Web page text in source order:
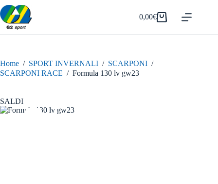
Salta
al
contenuto
Carrello
0,00€
Home / SPORT INVERNALI / SCARPONI /
SCARPONI RACE / Formula 130 lv gw23
SALDI